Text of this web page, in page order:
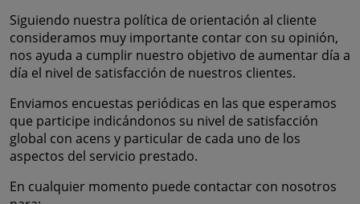
Siguiendo nuestra política de orientación al cliente
consideramos muy importante contar con su opinión,
nos ayuda a cumplir nuestro objetivo de aumentar día a
día el nivel de satisfacción de nuestros clientes.
Enviamos encuestas periódicas en las que esperamos
que participe indicándonos su nivel de satisfacción
global con acens y particular de cada uno de los
aspectos del servicio prestado.
En cualquier momento puede contactar con nosotros